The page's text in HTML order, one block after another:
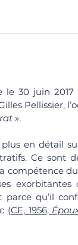
le 30 juin
Pellissier,
».
en détail
Ce sont
compétence
exorbitantes
parce qu’il
(CE, 1956,